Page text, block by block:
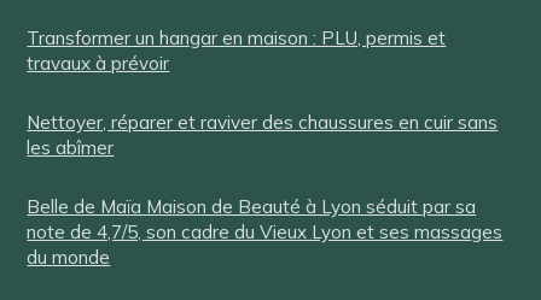
Transformer un hangar en maison : PLU, permis et
travaux à prévoir
Nettoyer, réparer et raviver des chaussures en cuir sans
les abîmer
Belle de Maïa Maison de Beauté à Lyon séduit par sa
note de 4,7/5, son cadre du Vieux Lyon et ses massages
du monde